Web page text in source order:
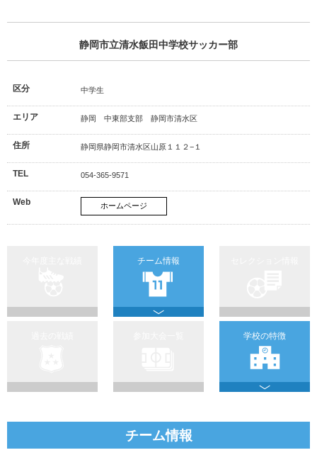
静岡市立清水飯田中学校サッカー部
区分 中学生
エリア 静岡 中東部支部 静岡市清水区
住所 静岡県静岡市清水区山原１１２−１
TEL 054-365-9571
Web ホームページ
チーム情報
学校の特徴
チーム情報